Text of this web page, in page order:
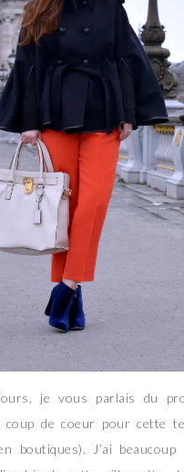
je vous parlais du
de coeur pour cette
boutiques). J’ai